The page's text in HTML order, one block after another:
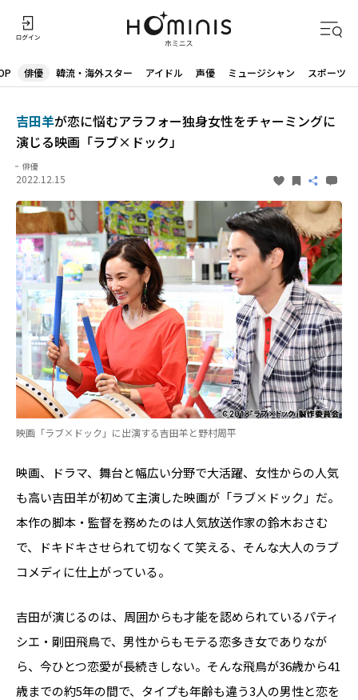
俳優 韓流・海外スター アイドル 声優 ミュージシャン スポーツ
吉田羊が恋に悩むアラフォー独身女性をチャーミングに
演じる映画「ラブ×ドック」
俳優
2022.12.15
映画「ラブ×ドック」に出演する吉田羊と野村周平
映画、ドラマ、舞台と幅広い分野で大活躍、女性からの人気
も高い吉田羊が初めて主演した映画が「ラブ×ドック」だ。
本作の脚本・監督を務めたのは人気放送作家の鈴木おさむ
で、ドキドキさせられて切なくて笑える、そんな大人のラブ
コメディに仕上がっている。
吉田が演じるのは、周囲からも才能を認められているパティ
シエ・剛田飛鳥で、男性からもモテる恋多き女でありなが
ら、今ひとつ恋愛が長続きしない。そんな飛鳥が36歳から41
歳までの約5年の間で、タイプも年齢も違う3人の男性と恋を